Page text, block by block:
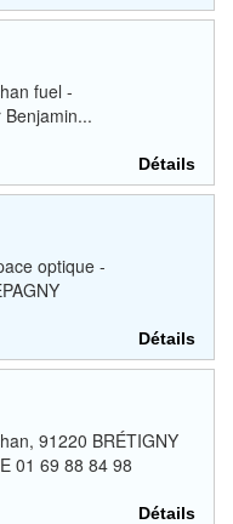
fuel -
Détails
optique -
Détails
91220 BRÉTIGNY
01 69 88 84 98
Détails